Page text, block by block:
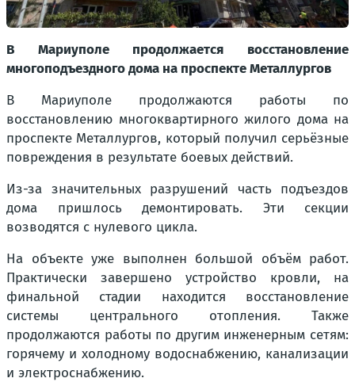
В Мариуполе продолжается восстановление
многоподъездного дома на проспекте Металлургов
В Мариуполе продолжаются работы по
восстановлению многоквартирного жилого дома на
проспекте Металлургов, который получил серьёзные
повреждения в результате боевых действий.
Из-за значительных разрушений часть подъездов
дома пришлось демонтировать. Эти секции
возводятся с нулевого цикла.
На объекте уже выполнен большой объём работ.
Практически завершено устройство кровли, на
финальной стадии находится восстановление
системы центрального отопления. Также
продолжаются работы по другим инженерным сетям:
горячему и холодному водоснабжению, канализации
и электроснабжению.